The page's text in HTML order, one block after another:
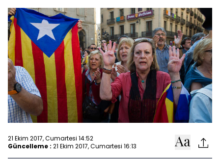
21 Ekim 2017, Cumartesi 14:52
Güncelleme : 21 Ekim 2017, Cumartesi 16:13